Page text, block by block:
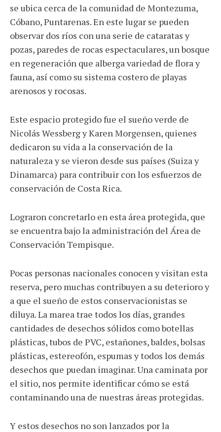
se ubica cerca de la comunidad de Montezuma,
Cóbano, Puntarenas. En este lugar se pueden
observar dos ríos con una serie de cataratas y
pozas, paredes de rocas espectaculares, un bosque
en regeneración que alberga variedad de flora y
fauna, así como su sistema costero de playas
arenosos y rocosas.
Este espacio protegido fue el sueño verde de
Nicolás Wessberg y Karen Morgensen, quienes
dedicaron su vida a la conservación de la
naturaleza y se vieron desde sus países (Suiza y
Dinamarca) para contribuir con los esfuerzos de
conservación de Costa Rica.
Lograron concretarlo en esta área protegida, que
se encuentra bajo la administración del Área de
Conservación Tempisque.
Pocas personas nacionales conocen y visitan esta
reserva, pero muchas contribuyen a su deterioro y
a que el sueño de estos conservacionistas se
diluya. La marea trae todos los días, grandes
cantidades de desechos sólidos como botellas
plásticas, tubos de PVC, estañones, baldes, bolsas
plásticas, estereofón, espumas y todos los demás
desechos que puedan imaginar. Una caminata por
el sitio, nos permite identificar cómo se está
contaminando una de nuestras áreas protegidas.
Y estos desechos no son lanzados por la